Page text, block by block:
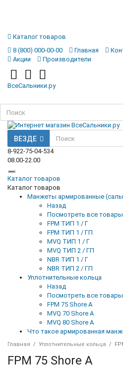
Каталог товаров
8 (800) 000-00-00
Главная
Акции
Производители
ВсеСальники.ру
ВЕЗДЕ
8-922-75-04-534
08.00-22.00
Каталог товаров
Каталог товаров
Манжеты армированные
Назад
Посмотреть все товары
FPM ТИП 1 / Г
FPM ТИП 1 / ГП
MVQ ТИП 1 / Г
MVQ ТИП 2 / ГП
NBR ТИП 1 / Г
NBR ТИП 2 / ГП
Уплотнительные кольца
Назад
Посмотреть все товары
FPM 75 Shore A
MVQ 70 Shore A
MVQ 80 Shore A
Что такое армированная
Главная Уплотнительные кольца
FPM 75 Shore A